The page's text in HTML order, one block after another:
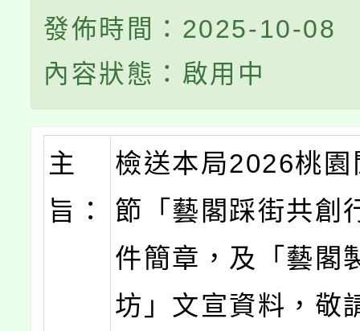
發佈時間：2025-10-08
內容狀態：啟用中
主
旨：
檢送本局2026桃園
節「藝閣踩街共創
件簡章，及「藝閣
坊」文宣資料，敬